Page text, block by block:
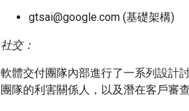
gtsai@google.com (基礎架構)
社交：
軟體交付團隊內部進行了一系列設計
團隊的利害關係人，以及潛在客戶審查